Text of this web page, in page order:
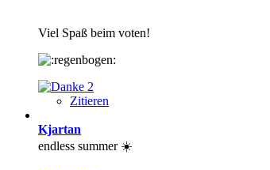
Viel Spaß beim voten!
2
Zitieren
Kjartan
endless summer ☀️